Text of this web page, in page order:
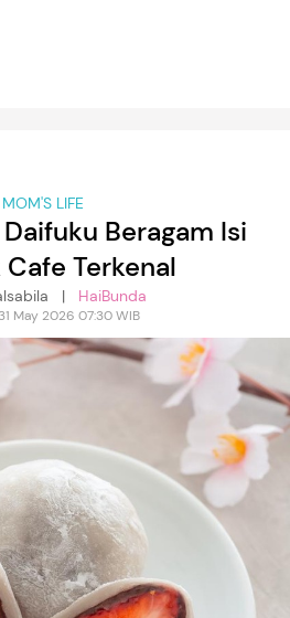
MOM'S LIFE
Beragam Isi
Cafe Terkenal
| HaiBunda
May 2026 07:30 WIB